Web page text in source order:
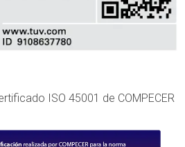
ISO 45001 de COMPECER